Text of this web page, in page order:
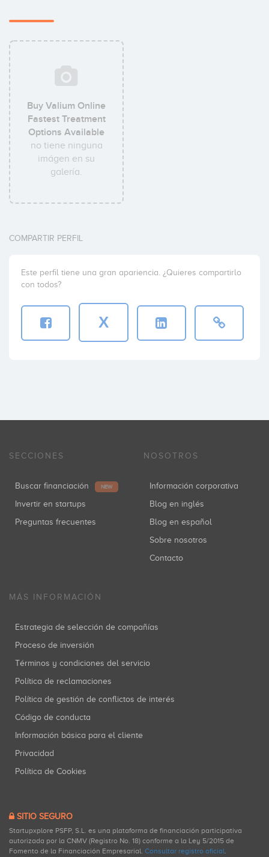
Buy Valium Online
Fastest Treatment
Options Available
no tiene ninguna
imágen en su
galería.
COMPARTIR PERFIL
Este perfil tiene una gran apariencia. ¿Quieres compartirlo
con todos?
X
SECCIONES
Buscar financiación NEW
Invertir en startups
Preguntas frecuentes
NOSOTROS
Información corporativa
Blog en inglés
Blog en español
Sobre nosotros
Contacto
MÁS INFORMACIÓN
Estrategia de selección de compañías
Proceso de inversión
Términos y condiciones del servicio
Política de reclamaciones
Política de gestión de conflictos de interés
Código de conducta
Información básica para el cliente
Privacidad
Política de Cookies
SITIO SEGURO
Startupxplore PSFP, S.L. es una plataforma de financiación participativa
autorizada por la CNMV (Registro No. 18) conforme a la Ley 5/2015 de
Fomento de la Financiación Empresarial. Consultar registro oficial.